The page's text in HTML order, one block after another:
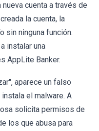
cuenta a través de
la cuenta, la
sin ninguna función.
instalar una
AppLite Banker.
aparece un falso
el malware. A
solicita permisos de
los que abusa para